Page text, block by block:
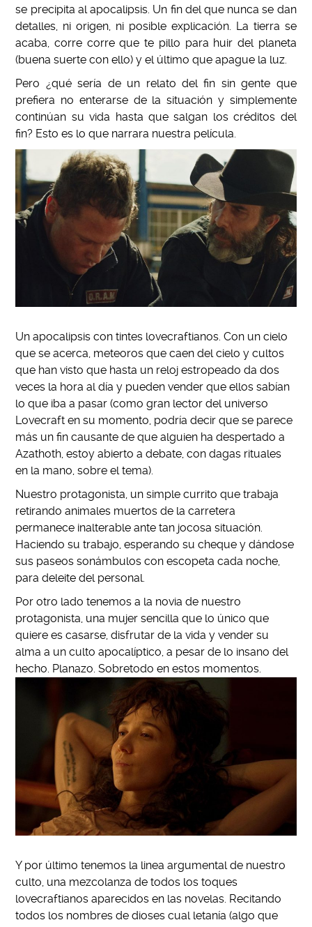
se precipita al apocalipsis. Un fin del que nunca se dan
detalles, ni origen, ni posible explicación. La tierra se
acaba, corre corre que te pillo para huir del planeta
(buena suerte con ello) y el último que apague la luz.
Pero ¿qué sería de un relato del fin sin gente que
prefiera no enterarse de la situación y simplemente
continúan su vida hasta que salgan los créditos del
fin? Esto es lo que narrara nuestra película.
Un apocalipsis con tintes lovecraftianos. Con un cielo
que se acerca, meteoros que caen del cielo y cultos
que han visto que hasta un reloj estropeado da dos
veces la hora al día y pueden vender que ellos sabían
lo que iba a pasar (como gran lector del universo
Lovecraft en su momento, podría decir que se parece
más un fin causante de que alguien ha despertado a
Azathoth, estoy abierto a debate, con dagas rituales
en la mano, sobre el tema).
Nuestro protagonista, un simple currito que trabaja
retirando animales muertos de la carretera
permanece inalterable ante tan jocosa situación.
Haciendo su trabajo, esperando su cheque y dándose
sus paseos sonámbulos con escopeta cada noche,
para deleite del personal.
Por otro lado tenemos a la novia de nuestro
protagonista, una mujer sencilla que lo únicoque
quiere es casarse, disfrutar de la vida y vender su
alma a un culto apocalíptico, a pesar de lo insano del
hecho. Planazo. Sobretodo en estos momentos.
Y por último tenemos la linea argumental de nuestro
culto, una mezcolanza de todos los toques
lovecraftianos aparecidos en las novelas. Recitando
todos los nombres de dioses cual letanía (algo que